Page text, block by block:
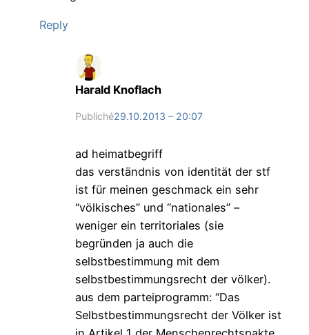
Reply
Harald Knoflach
Publiché29.10.2013 – 20:07
ad heimatbegriff
das verständnis von identität der stf
ist für meinen geschmack ein sehr
“völkisches” und “nationales” –
weniger ein territoriales (sie
begründen ja auch die
selbstbestimmung mit dem
selbstbestimmungsrecht der völker).
aus dem parteiprogramm: “Das
Selbstbestimmungsrecht der Völker ist